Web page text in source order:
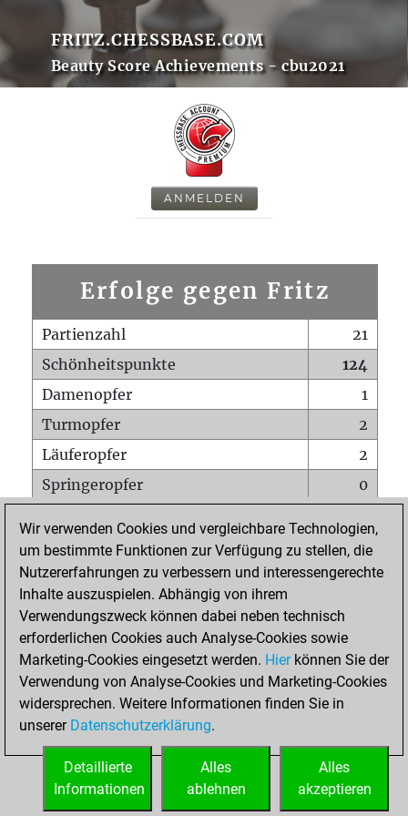
FRITZ.CHESSBASE.COM
Beauty Score Achievements - cbu2021
ANMELDEN
Erfolge gegen Fritz
Partienzahl
21
Schönheitspunkte
124
Damenopfer
1
Turmopfer
2
Läuferopfer
2
Springeropfer
0
Matt auf vollem Brett
0
Bauer setzt Matt
0
Erstickte Matts
Unterverwandlungen
Türme auf der siebten
0
STARTSEITE
Wir verwenden Cookies und vergleichbare Technologien,
um bestimmte Funktionen zur Verfügung zu stellen, die
Nutzererfahrungen zu verbessern und interessengerechte
Inhalte auszuspielen. Abhängig von ihrem
Verwendungszweck können dabei neben technisch
erforderlichen Cookies auch Analyse-Cookies sowie
Marketing-Cookies eingesetzt werden. Hierkönnen Sie der
Verwendung von Analyse-Cookies und Marketing-Cookies
widersprechen. Weitere Informationen finden Sie in
unserer Datenschutzerklärung.
Alles
akzeptieren
Alles
ablehnen
Detaillierte
Informationen